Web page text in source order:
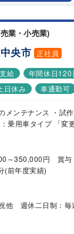
業・小売業)
央市 正社員
給 年間休日120
日休み 車通勤可
メンテナンス ・試
乗用車タイプ 「変
～350,000円 賞
(前年度実績)
他 週休二日制：